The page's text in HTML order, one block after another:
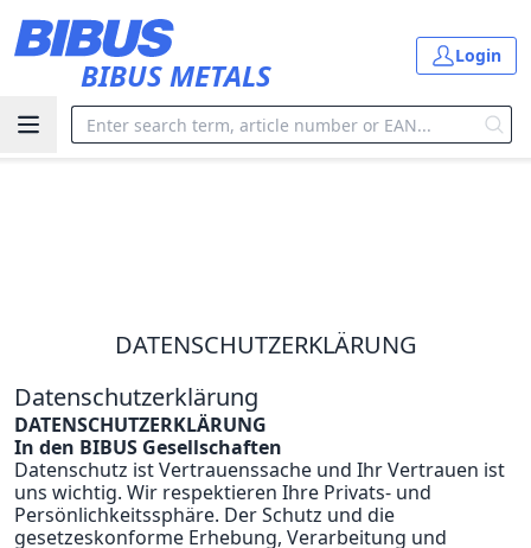
BIBUS METALS
Login
DATENSCHUTZERKLÄRUNG
Datenschutzerklärung
DATENSCHUTZERKLÄRUNG
In den BIBUS Gesellschaften
Datenschutz ist Vertrauenssache und Ihr Vertrauen ist
uns wichtig. Wir respektieren Ihre Privats- und
Persönlichkeitssphäre. Der Schutz und die
gesetzeskonforme Erhebung, Verarbeitung und